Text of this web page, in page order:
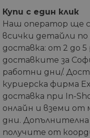
Купи с един клик
Наш оператор ще
всички детайли
доставка: от 2 до
доставките за
работни дни/.
куриерска фирма
доставка при In-
онлайн и вземи от
дни.
получите от